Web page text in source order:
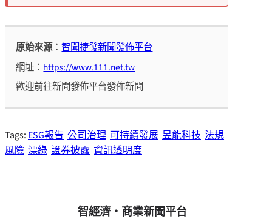
原始來源：智聞捷發新聞發佈平台
網址： https://www.111.net.tw
歡迎前往新聞發佈平台發佈新聞
Tags: ESG報告 公司治理 可持續發展 昱能科技 法規
風險 漂綠 證券披露 資訊透明度
智經濟・商業新聞平台